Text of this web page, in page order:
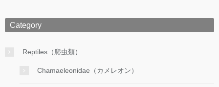
Category
Reptiles（爬虫類）
Chamaeleonidae（カメレオン）